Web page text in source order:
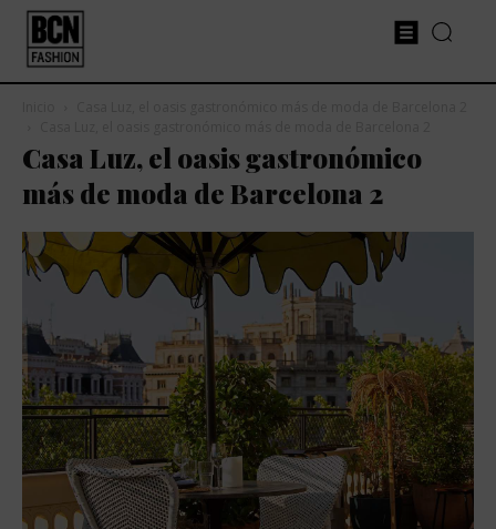
Casa Luz, el oasis gastronómico
más de moda de Barcelona 2